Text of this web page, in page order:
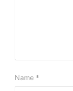
Name *